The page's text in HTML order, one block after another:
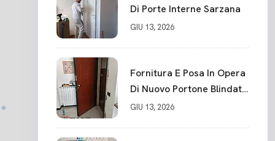
Di Porte Interne Sarzana
GIU 13, 2026
Fornitura E Posa In Opera
Di Nuovo Portone Blindato
La Spezia
GIU 13, 2026